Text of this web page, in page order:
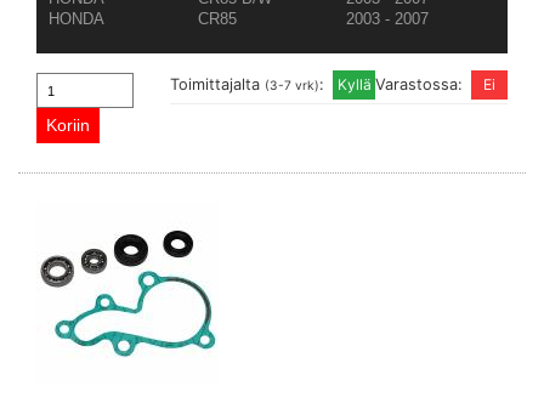
HONDA
CR85 2003 - 2007
Varastossa:
Toimittajalta (3-7 vrk):